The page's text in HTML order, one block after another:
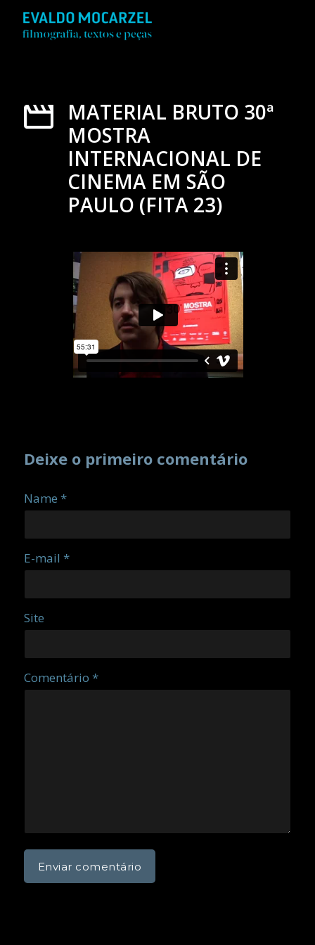
MATERIAL BRUTO 30ª
MOSTRA
INTERNACIONAL DE
CINEMA EM SÃO
PAULO (FITA 23)
Deixe o primeiro comentário
Name *
E-mail *
Site
Comentário *